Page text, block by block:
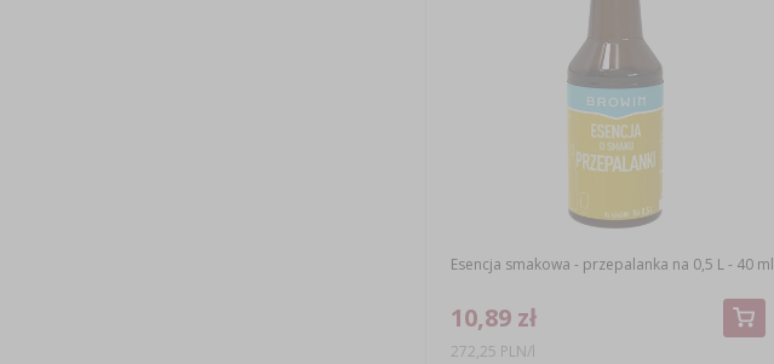
Esencja smakowa - przepalanka na 0,5 L - 40 ml
10,89 zł
272,25 PLN/l